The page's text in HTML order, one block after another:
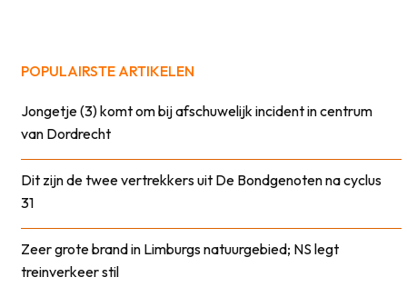
POPULAIRSTE ARTIKELEN
Jongetje (3) komt om bij afschuwelijk incident in centrum
van Dordrecht
Dit zijn de twee vertrekkers uit De Bondgenoten na cyclus
31
Zeer grote brand in Limburgs natuurgebied; NS legt
treinverkeer stil